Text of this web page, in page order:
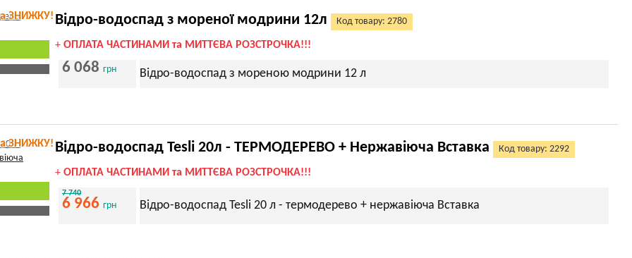
ЗНИЖКУ! Відро-водоспад з мореної модрини 12л Код товару: 2780
+ ОПЛАТА ЧАСТИНАМИ та МИТТЄВА РОЗСТРОЧКА!!!
6 068 грн Відро-водоспад з мореною модрини 12 л
ЗНИЖКУ! Відро-водоспад Tesli 20л - ТЕРМОДЕРЕВО + Нержавіюча Вставка Код товару: 2292
+ ОПЛАТА ЧАСТИНАМИ та МИТТЄВА РОЗСТРОЧКА!!!
7 740
6 966 грн Відро-водоспад Tesli 20 л - термодерево + нержавіюча Вставка